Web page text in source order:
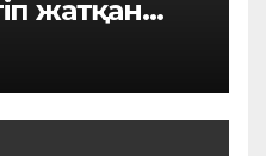
жатқан
аралады